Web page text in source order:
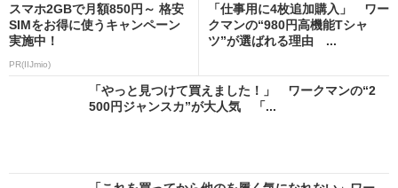
スマホ2GBで月額850円～ 格安
SIMをお得に使うキャンペーン
実施中！
PR(IIJmio)
「仕事用に4枚追加購入」 ワー
クマンの“980円高機能Tシャ
ツ”が選ばれる理由 ...
「やっと見つけて買えました！」 ワークマンの“2
500円ジャンスカ”が大人気 「...